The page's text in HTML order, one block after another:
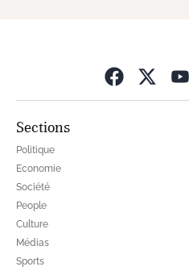
Sections
Politique
Economie
Société
People
Culture
Médias
Sports